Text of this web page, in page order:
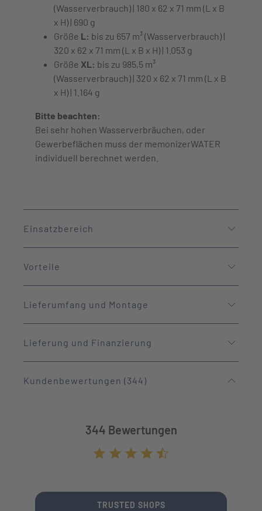
(Wasserverbrauch) | 180 x 62 x 71 mm (L x B
x H) | 690 g
Größe L: bis zu 657 m³ (Wasserverbrauch) |
320 x 62 x 71 mm (L x B x H) | 1.053 g
Größe XL: bis zu 985,5 m³
(Wasserverbrauch) | 320 x 62 x 71 mm (L x B
x H) | 1.164 g
Bitte beachten:
Bei sehr hohen Wasserverbräuchen, oder
Gewerbeflächen muss der memonizerWATER
individuell berechnet werden.
Einsatzbereich
Vorteile
Lieferumfang und Montage
Lieferung und Finanzierung
Kundenbewertungen (344)
344 Bewertungen
TRUSTED SHOPS